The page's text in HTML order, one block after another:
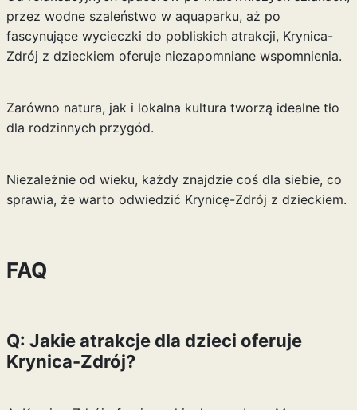
przez wodne szaleństwo w aquaparku, aż po
fascynujące wycieczki do pobliskich atrakcji, Krynica-
Zdrój z dzieckiem oferuje niezapomniane wspomnienia.
Zarówno natura, jak i lokalna kultura tworzą idealne tło
dla rodzinnych przygód.
Niezależnie od wieku, każdy znajdzie coś dla siebie, co
sprawia, że warto odwiedzić Krynicę-Zdrój z dzieckiem.
FAQ
Q: Jakie atrakcje dla dzieci oferuje
Krynica-Zdrój?